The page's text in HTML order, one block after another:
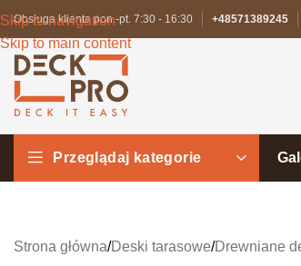
Skip to navigation
Skip to main content
Obsługa klienta pon.-pt. 7:30 - 16:30 +48571389245
Przeglądaj kategorie
Strona główna/Deski tarasowe/Drewniane